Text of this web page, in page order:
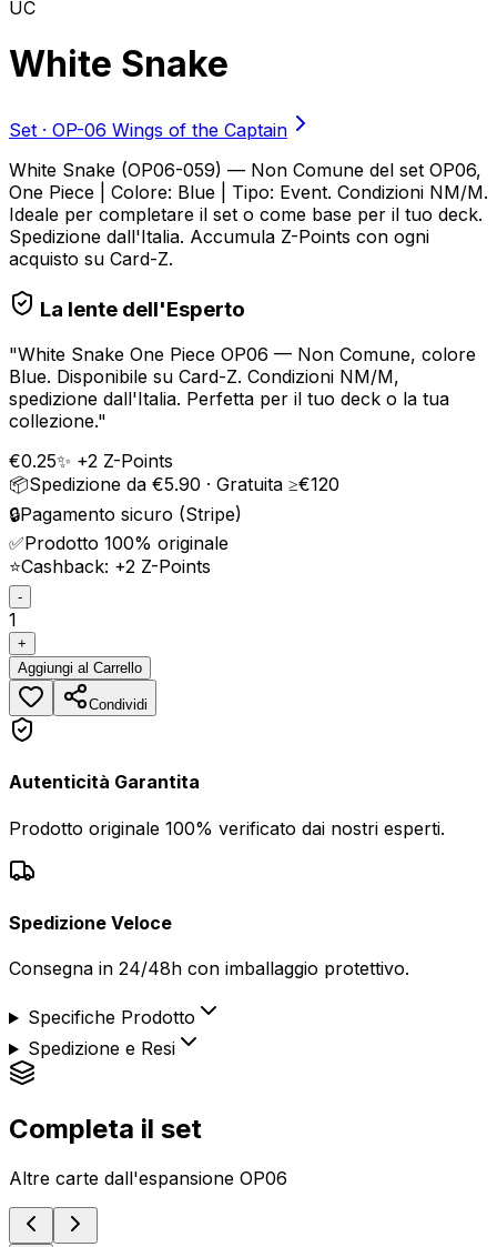
UC
White Snake
Set · OP-06 Wings of the Captain
White Snake (OP06-059) — Non Comune del set OP06,
One Piece | Colore: Blue | Tipo: Event. Condizioni NM/M.
Ideale per completare il set o come base per il tuo deck.
Spedizione dall'Italia. Accumula Z-Points con ogni
acquisto su Card-Z.
La lente dell'Esperto
"White Snake One Piece OP06 — Non Comune, colore
Blue. Disponibile su Card-Z. Condizioni NM/M,
spedizione dall'Italia. Perfetta per il tuo deck o la tua
collezione."
€0.25✨ +2 Z-Points
📦Spedizione da €5.90 · Gratuita ≥€120
🔒Pagamento sicuro (Stripe)
✅Prodotto 100% originale
⭐Cashback: +2 Z-Points
-
1
+
Aggiungi al Carrello
Condividi
Autenticità Garantita
Prodotto originale 100% verificato dai nostri esperti.
Spedizione Veloce
Consegna in 24/48h con imballaggio protettivo.
Specifiche Prodotto
Spedizione e Resi
Completa il set
Altre carte dall'espansione OP06